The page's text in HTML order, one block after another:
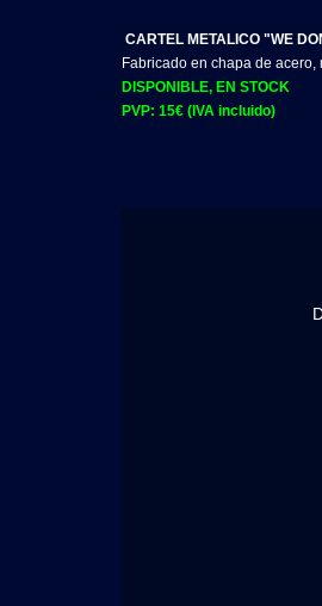
CARTEL METALICO "WE
Fabricado en chapa de
DISPONIBLE, EN STOCK
PVP: 15€ (IVA incluido)